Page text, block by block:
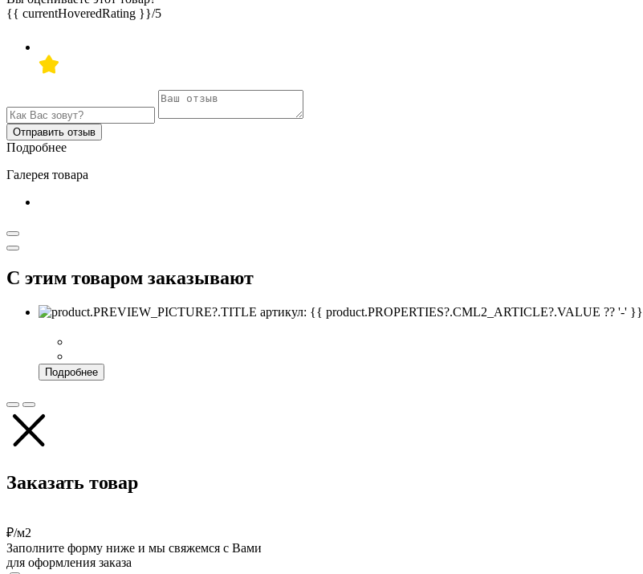
{{ currentHoveredRating }}/5
Отправить отзыв
Подробнее
Галерея товара
С этим товаром заказывают
артикул: {{ product.PROPERTIES?.CML2_ARTICLE?.VALUE ?? '-' }}
Подробнее
Заказать товар
₽/м2
Заполните форму ниже и мы свяжемся с Вами
для оформления заказа